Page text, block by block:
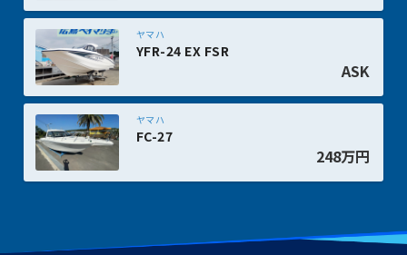
YFR-24 EX FSR
ヤマハ
ASK
FC-27
ヤマハ
248万円